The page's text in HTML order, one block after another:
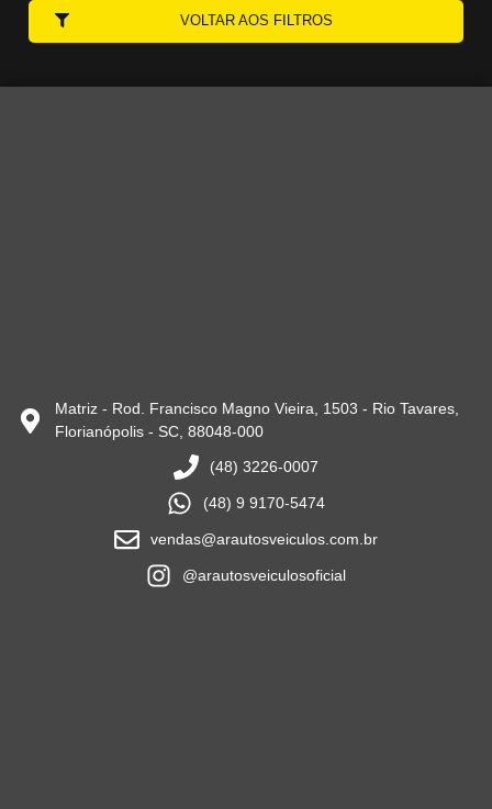
VOLTAR AOS FILTROS
Matriz - Rod. Francisco Magno Vieira, 1503 - Rio Tavares,
Florianópolis - SC, 88048-000
(48) 3226-0007
(48) 9 9170-5474
vendas@arautosveiculos.com.br
@arautosveiculosoficial